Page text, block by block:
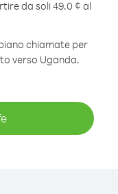
da soli 49.0 ¢ al
chiamate per
verso Uganda.